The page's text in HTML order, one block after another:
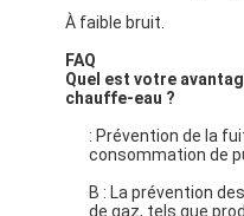
pompe à chaleur de
Pompe à chaleur de
pompe à chaleur de
À faible bruit.
FAQ
Quel est votre
chauffe-eau ?
: Prévention de la
consommation de
B : La prévention
de gaz, tels que